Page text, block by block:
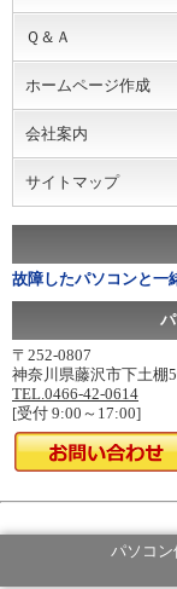
Ｑ＆Ａ
ホームページ作成
会社案内
サイトマップ
故障したパソコンと一
〒252-0807
神奈川県藤沢市下土棚
TEL.0466-42-0614
[受付 9:00～17:00]
パソコン